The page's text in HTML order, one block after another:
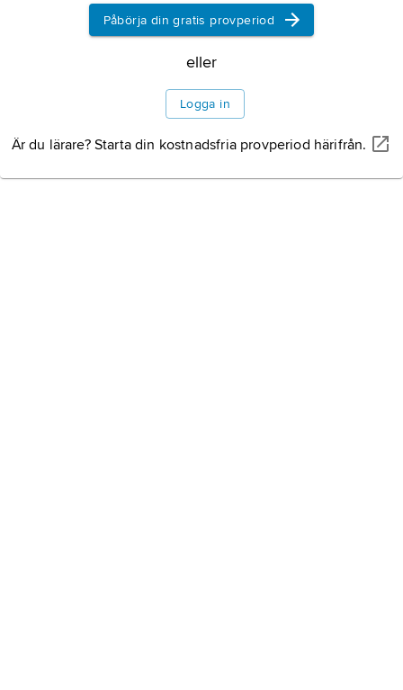
Påbörja din gratis provperiod
eller
Logga in
Är du lärare? Starta din kostnadsfria provperiod härifrån.